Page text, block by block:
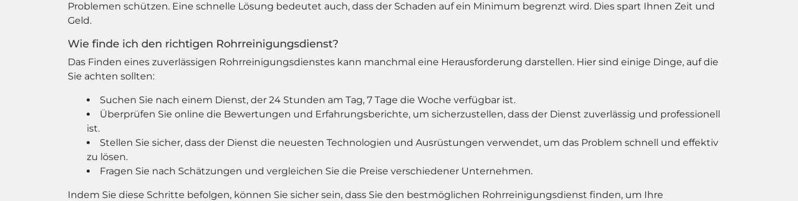
Problemen schützen. Eine schnelle Lösung bedeutet auch, dass der Schaden auf ein Minimum begrenzt wird. Dies spart Ihnen Zeit und
Geld.
Wie finde ich den richtigen Rohrreinigungsdienst?
Das Finden eines zuverlässigen Rohrreinigungsdienstes kann manchmal eine Herausforderung darstellen. Hier sind einige Dinge, auf die
Sie achten sollten:
Suchen Sie nach einem Dienst, der 24 Stunden am Tag, 7 Tage die Woche verfügbar ist.
Überprüfen Sie online die Bewertungen und Erfahrungsberichte, um sicherzustellen, dass der Dienst zuverlässig und professionell
ist.
Stellen Sie sicher, dass der Dienst die neuesten Technologien und Ausrüstungen verwendet, um das Problem schnell und effektiv
zu lösen.
Fragen Sie nach Schätzungen und vergleichen Sie die Preise verschiedener Unternehmen.
Indem Sie diese Schritte befolgen, können Sie sicher sein, dass Sie den bestmöglichen Rohrreinigungsdienst finden, um Ihre